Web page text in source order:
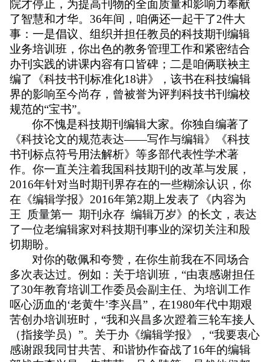
院才停止，为提高刊物的全面质量和影响力奉献
了智慧和才华。 36年间，咱俩还一起干了2件大
事：一是倡议、组织并担任教员的科技期刊编辑
业务培训班，你出色的教务管理工作和紧密结合
办刊实践的讲课内容有口皆碑；二是咱俩联䘧主
编了《科技书刊标准化18讲》，该书在科技编辑
界的影响至今尚存，曾被誉为评判科技书刊编校
规范的“宝书”。
你不愧是科技期刊编辑大家。你独自编著了
《科技论文的规范表达——写作与编辑》
《科技
书刊标点符号用法解析》 等多部代表性学术著
作。你一直关注着我国科技期刊的改革与发展，
2016年针对当时期刊界存在的一些糊涂认识，你
在《编辑学报》 2016年第2期上发表了《内容为
王
质量第一 期刊永存 编辑万岁》的长文，表达
了一位老编辑家对科技期刊事业的深切关注和殷
切期盼。
对你的敬佩和夸赞，在你生前我在不同场合
多次表达过。例如：关于培训班， “由衷感谢担任
了30年教育培训工作委员会副主任、为培训工作
呕心沥血的‘老黄牛’李兴昌”，在1980年代中期艰
苦创办培训班时， “我和兴昌多次蹬着三轮车接人
（指接学员） ”。关于办《编辑学报》， “我要衷心
感谢跟我同甘共苦、和谐协作奋战了16年的编辑